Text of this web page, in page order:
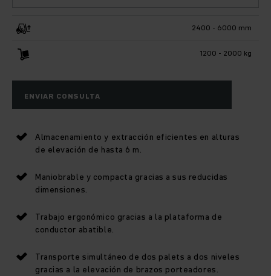
2400 - 6000 mm
1200 - 2000 kg
ENVIAR CONSULTA
Almacenamiento y extracción eficientes en alturas
de elevación de hasta 6 m.
Maniobrable y compacta gracias a sus reducidas
dimensiones.
Trabajo ergonómico gracias a la plataforma de
conductor abatible.
Transporte simultáneo de dos palets a dos niveles
gracias a la elevación de brazos porteadores.